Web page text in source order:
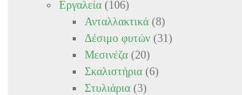
Εργαλεία (106)
Ανταλλακτικά (8)
Δέσιμο φυτών (31)
Μεσινέζα (20)
Σκαλιστήρια (6)
Στυλιάρια (3)